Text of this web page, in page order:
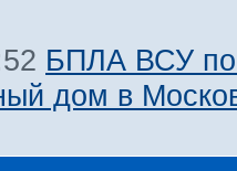
БПЛА ВСУ
дом в